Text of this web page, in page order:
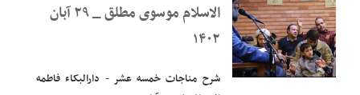
الاسلام موسوی مطلق _ ۲۹ آبان
۱۴۰۲
شرح مناجات خمسه عشر - دارالبکاء فاطمه